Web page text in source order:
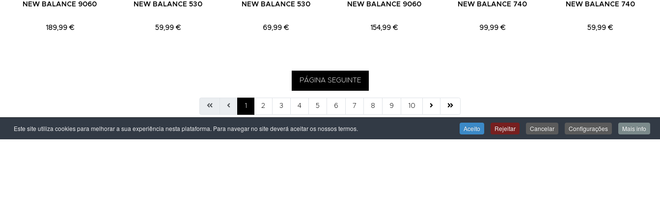
NEW BALANCE 9060
189,99 €
NEW BALANCE 530
59,99 €
NEW BALANCE 530
69,99 €
NEW BALANCE 9060
154,99 €
NEW BALANCE 740
99,99 €
NEW BALANCE 740
59,99 €
PÁGINA SEGUINTE
1 2 3 4 5 6 7 8 9 10
Este site utiliza cookies para melhorar a sua experiência nesta plataforma. Para navegar no site deverá aceitar os nossos termos. Aceito Rejeitar Cancelar Configurações Mais info